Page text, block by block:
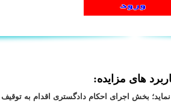
های مزایده:
بخش اجرای احکام دادگستری اقدام به